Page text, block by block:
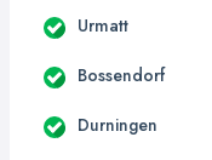
Urmatt
Bossendorf
Durningen